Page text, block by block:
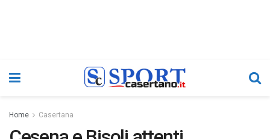
Home Casertana